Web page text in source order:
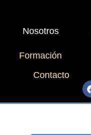
Nosotros
Formación
Contacto